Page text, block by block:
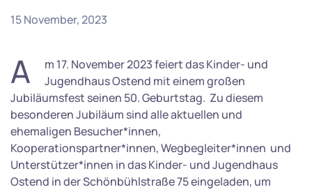
15 November, 2023
A
m 17. November 2023 feiert das Kinder- und
Jugendhaus Ostend mit einem großen
Jubiläumsfest seinen 50. Geburtstag. Zu diesem
besonderen Jubiläum sind alle aktuellen und
ehemaligen Besucher*innen,
Kooperationspartner*innen, Wegbegleiter*innen und
Unterstützer*innen in das Kinder- und Jugendhaus
Ostend in der Schönbühlstraße 75 eingeladen, um